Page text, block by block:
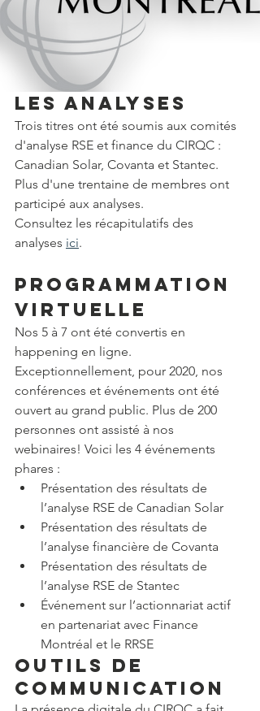
Les analyses
Trois titres ont été soumis aux comités
d'analyse RSE et finance du CIRQC :
Canadian Solar, Covanta et Stantec.
Plus d'une trentaine de membres ont
participé aux analyses.
Consultez les récapitulatifs des
analyses ici.
Programmation
virtuelle
Nos 5 à 7 ont été convertis en
happening en ligne.
Exceptionnellement, pour 2020, nos
conférences et événements ont été
ouvert au grand public. Plus de 200
personnes ont assisté à nos
webinaires! Voici les 4 événements
phares :
Présentation des résultats de
l’analyse RSE de Canadian Solar
Présentation des résultats de
l’analyse financière de Covanta
Présentation des résultats de
l’analyse RSE de Stantec
Événement sur l’actionnariat actif
en partenariat avec Finance
Montréal et le RRSE
Outils de
communication